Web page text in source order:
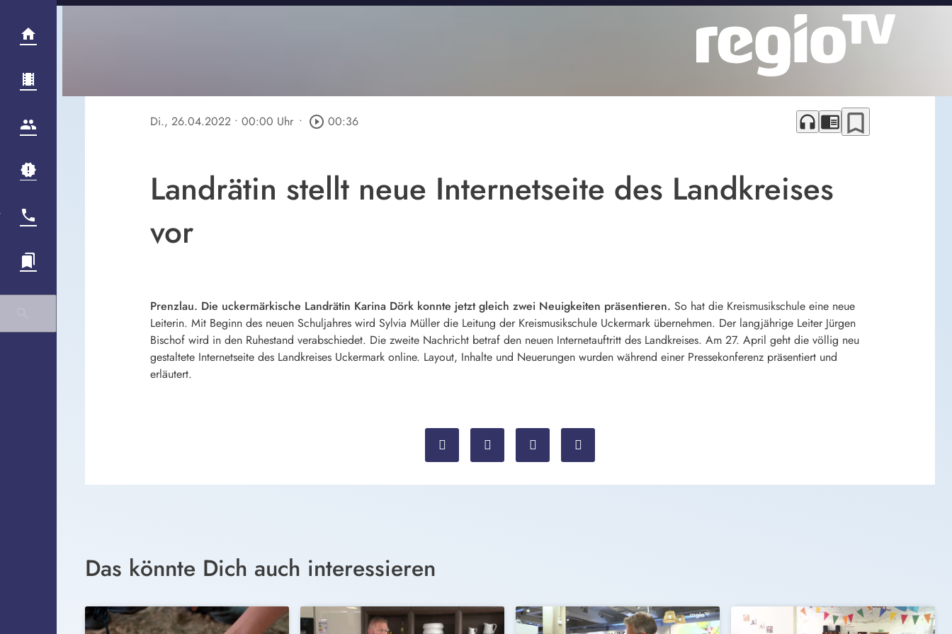
Di., 26.04.2022 • 00:00 Uhr • play_circle_outline 00:36 headphones chrome_reader_mode bookmark_border
Landrätin stellt neue Internetseite des Landkreises
vor
Prenzlau. Die uckermärkische Landrätin Karina Dörk konnte jetzt gleich zwei Neuigkeiten präsentieren. So hat die Kreismusikschule eine neue
Leiterin. Mit Beginn des neuen Schuljahres wird Sylvia Müller die Leitung der Kreismusikschule Uckermark übernehmen. Der langjährige Leiter Jürgen
Bischof wird in den Ruhestand verabschiedet. Die zweite Nachricht betraf den neuen Internetauftritt des Landkreises. Am 27. April geht die völlig neu
gestaltete Internetseite des Landkreises Uckermark online. Layout, Inhalte und Neuerungen wurden während einer Pressekonferenz präsentiert und
erläutert.
Das könnte Dich auch interessieren